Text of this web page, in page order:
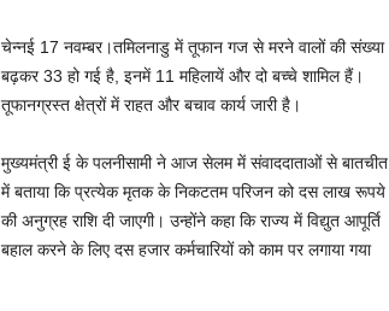
चेन्नई 17 नवम्बर।तमिलनाडु में तूफान गज से मरने वालों की संख्‍या
बढ़कर 33 हो गई है, इनमें 11 महिलायें और दो बच्‍चे शामिल हैं।
तूफानग्रस्‍त क्षेत्रों में राहत और बचाव कार्य जारी है।
मुख्यमंत्री ई के पलनीसामी ने आज सेलम में संवाददाताओं से बातचीत
में बताया कि प्रत्‍येक मृतक के निकटतम परिजन को दस लाख रूपये
की अनुग्रह राशि दी जाएगी। उन्‍होंने कहा कि राज्‍य में विद्युत आपूर्ति
बहाल करने के लिए दस हजार कर्मचारियों को काम पर लगाया गया